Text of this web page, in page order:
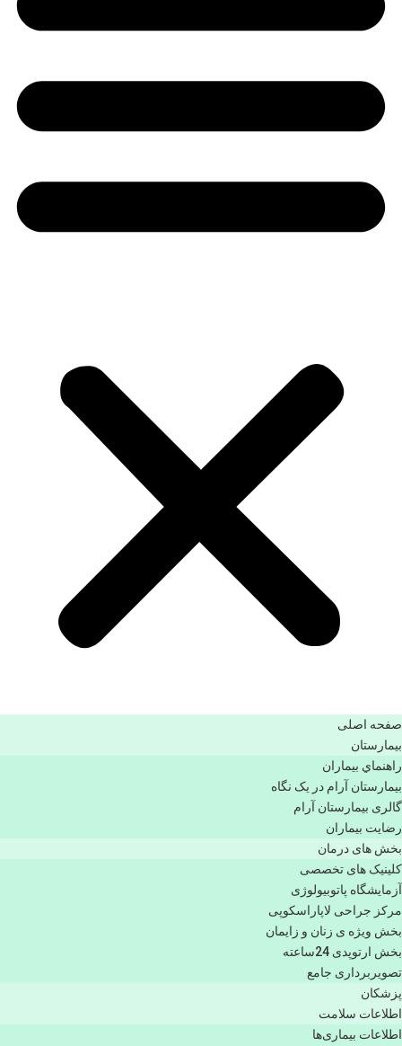
صفحه اصلی
بيمارستان
راهنماي بیماران
بیمارستان آرام در یک نگاه
گالری بیمارستان آرام
رضایت بیماران
بخش های درمان
کلینیک های تخصصی
آزمایشگاه پاتوبیولوژی
مرکز جراحی لاپاراسکوپی
بخش ویژه ی زنان و زایمان
بخش ارتوپدی 24ساعته
تصویربرداری جامع
پزشكان
اطلاعات سلامت
اطلاعات بیماری‌ها